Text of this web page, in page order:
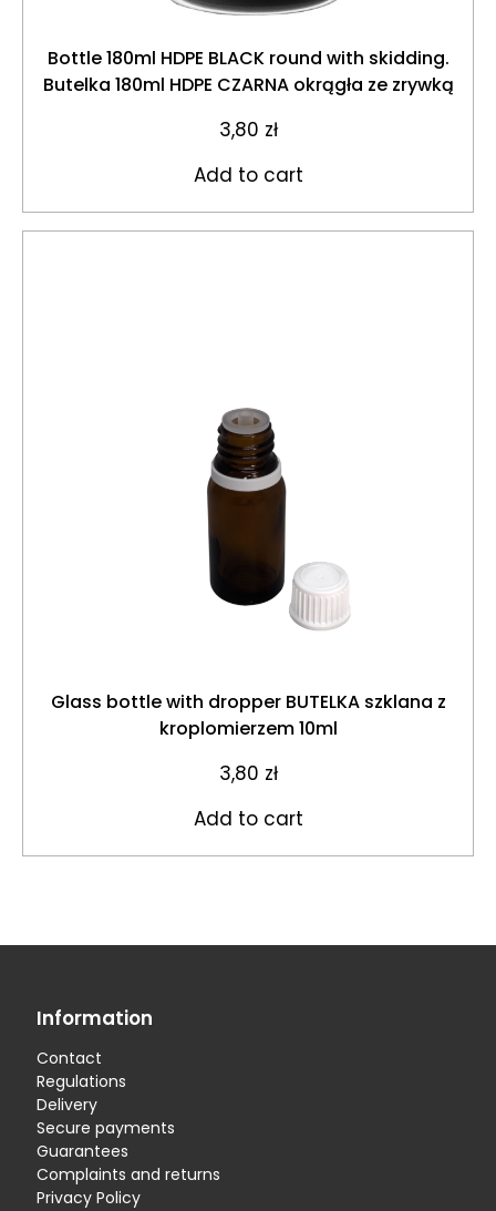
Bottle 180ml HDPE BLACK round with skidding.
Butelka 180ml HDPE CZARNA okrągła ze zrywką
3,80 zł
Add to cart
Glass bottle with dropper BUTELKA szklana z
kroplomierzem 10ml
3,80 zł
Add to cart
Information
Contact
Regulations
Delivery
Secure payments
Guarantees
Complaints and returns
Privacy Policy